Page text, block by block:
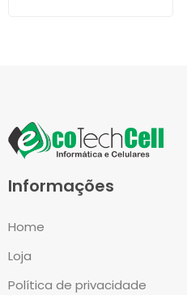
Informações
Home
Loja
Política de privacidade